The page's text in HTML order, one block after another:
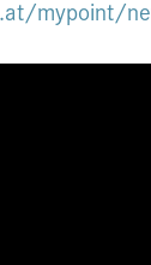
mypoint/